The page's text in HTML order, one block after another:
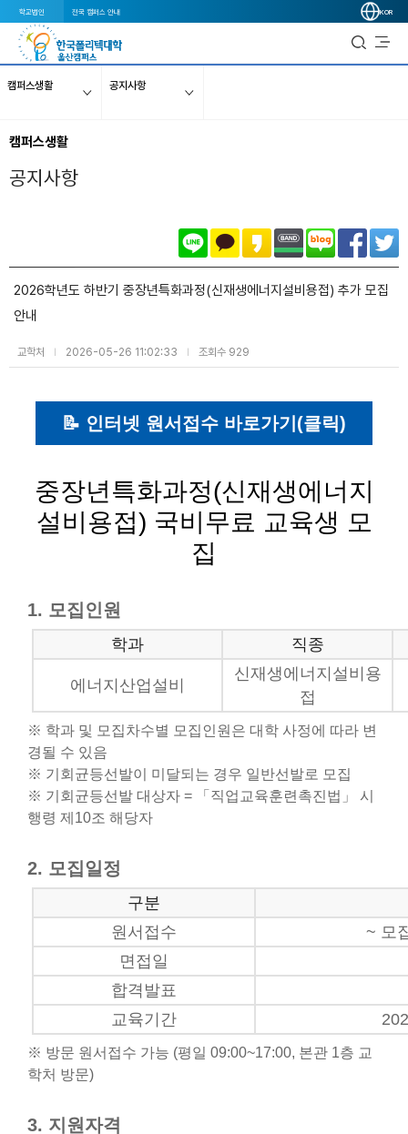
학교법인 전국 캠퍼스 안내 KOR
캠퍼스생활 공지사항
캠퍼스생활
공지사항
2026학년도 하반기 중장년특화과정(신재생에너지설비용접) 추가 모집
안내
교학처 | 2026-05-26 11:02:33 | 조회수 929
📝 인터넷 원서접수 바로가기(클릭)
중장년특화과정(신재생에너지
설비용접) 국비무료 교육생 모
집
1. 모집인원
학과 직종
에너지산업설비
신재생에너지설비용
접
※ 학과 및 모집차수별 모집인원은 대학 사정에 따라 변
경될 수 있음
※ 기회균등선발이 미달되는 경우 일반선발로 모집
※ 기회균등선발 대상자 = 「직업교육훈련촉진법」 시
행령 제10조 해당자
2. 모집일정
구분
원서접수
~ 모
면접일
합격발표
교육기간
※ 방문 원서접수 가능 (평일 09:00~17:00, 본관 1층 교
학처 방문)
3. 지원자격